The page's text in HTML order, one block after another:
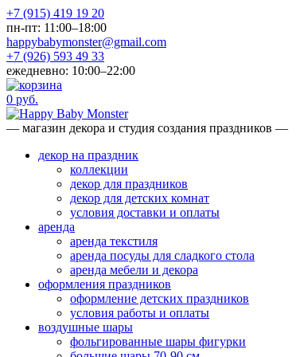
+7 (915) 419 19 20
пн-пт: 11:00–18:00
happybabymonster@gmail.com
+7 (926) 593 49 33
ежедневно: 10:00–22:00
0 руб.
— магазин декора и студия создания праздников —
декор на праздник
коллекции
декор для праздников
декор для детских комнат
условия доставки и оплаты
аренда
аренда текстиля
аренда посуды для сладкого стола
аренда мебели и декора
оформления праздников
оформление детских праздников
условия работы и оплаты
воздушные шары
фольгированные шары фигурки